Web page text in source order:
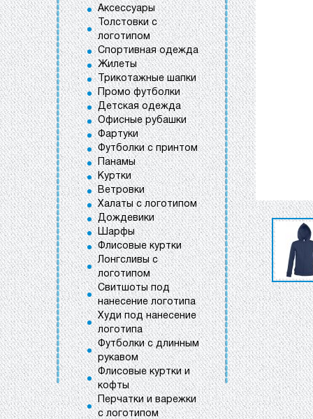
Аксессуары
Толстовки с
логотипом
Спортивная одежда
Жилеты
Трикотажные шапки
Промо футболки
Детская одежда
Офисные рубашки
Фартуки
Футболки с принтом
Панамы
Куртки
Ветровки
Халаты с логотипом
Дождевики
Шарфы
Флисовые куртки
Лонгсливы с
логотипом
Свитшоты под
нанесение логотипа
Худи под нанесение
логотипа
Футболки с длинным
рукавом
Флисовые куртки и
кофты
Перчатки и варежки
с логотипом